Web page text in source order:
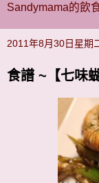
Sandymama的飲
2011年8月30日星期
食譜 ~【七味